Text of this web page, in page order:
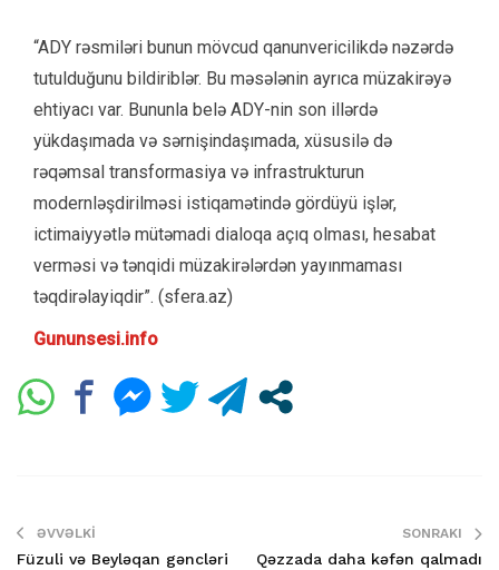
“ADY rəsmiləri bunun mövcud qanunvericilikdə nəzərdə
tutulduğunu bildiriblər. Bu məsələnin ayrıca müzakirəyə
ehtiyacı var. Bununla belə ADY-nin son illərdə
yükdaşımada və sərnişindaşımada, xüsusilə də
rəqəmsal transformasiya və infrastrukturun
modernləşdirilməsi istiqamətində gördüyü işlər,
ictimaiyyətlə mütəmadi dialoqa açıq olması, hesabat
verməsi və tənqidi müzakirələrdən yayınmaması
təqdirəlayiqdir”. (sfera.az)
Gununsesi.info
ƏVVƏLKI
Füzuli və Beyləqan gəncləri
SONRAKI
Qəzzada daha kəfən qalmadı